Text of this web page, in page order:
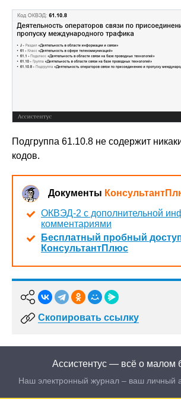
Подгруппа 61.10.8 не содержит
кодов.
Документы
ОКВЭД-2 с дополнительной
комментариями
Бесплатный пробный
КонсультантПлюс
Скопировать ссылку
Ассистентус — всё о малом
Наш электронный журнал – ваш личный